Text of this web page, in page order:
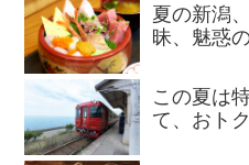
夏の新潟
昧、魅惑
この夏は
て、おト